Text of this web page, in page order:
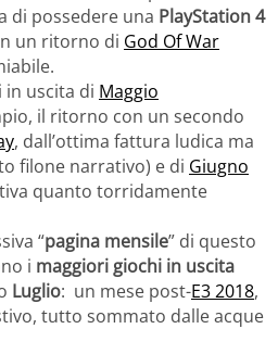
di possedere una PlayStation 4
un ritorno di God Of War
in uscita di Maggio
il ritorno con un secondo
, dall’ottima fattura ludica ma
filone narrativo) e di Giugno
quanto torridamente
“pagina mensile” di questo
i maggiori giochi in uscita
Luglio: un mese post-E3 2018,
tutto sommato dalle acque